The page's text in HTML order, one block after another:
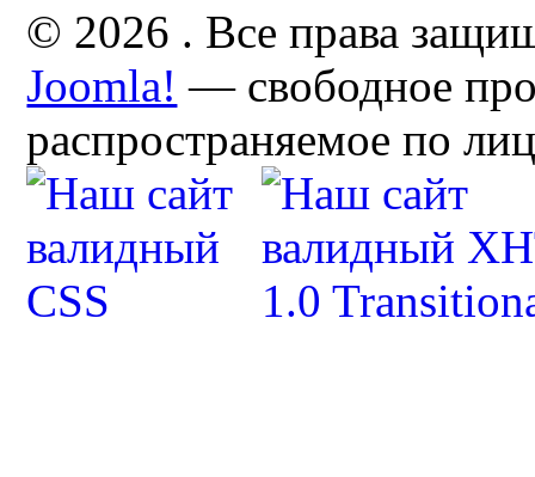
© 2026 . Все права
Joomla! — свободное
распространяемое по